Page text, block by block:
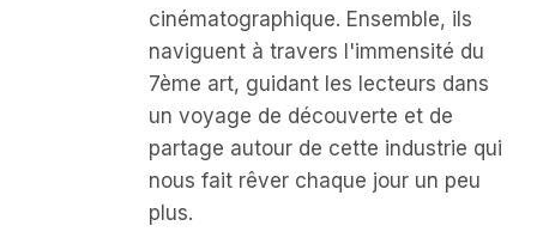
cinématographique. Ensemble, ils
naviguent à travers l'immensité du
7ème art, guidant les lecteurs dans
un voyage de découverte et de
partage autour de cette industrie qui
nous fait rêver chaque jour un peu
plus.